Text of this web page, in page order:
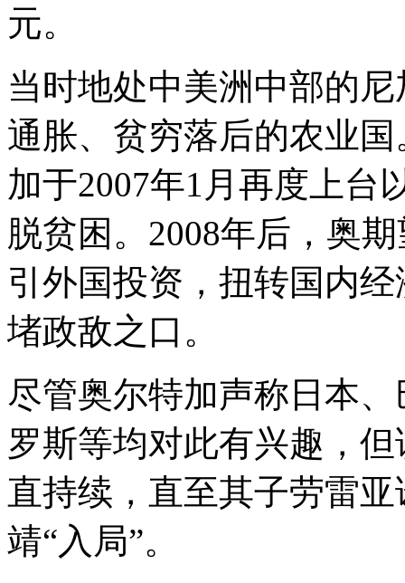
元。
当时地处中美洲中部的
通胀、贫穷落后的农业
加于2007年1月再度上台
脱贫困。2008年后，奥
引外国投资，扭转国内
堵政敌之口。
尽管奥尔特加声称日本
罗斯等均对此有兴趣，
直持续，直至其子劳雷
靖“入局”。